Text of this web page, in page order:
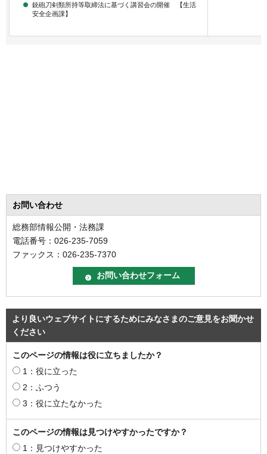
銃砲刀剣類所持等取締法に基づく講習会の開催 【生活
安全企画課】
お問い合わせ
総務部情報公開・法務課
電話番号：026-235-7059
ファックス：026-235-7370
より良いウェブサイトにするためにみなさまのご意見をお聞かせ
ください
このページの情報は役に立ちましたか？
1：役に立った
2：ふつう
3：役に立たなかった
このページの情報は見つけやすかったですか？
1：見つけやすかった